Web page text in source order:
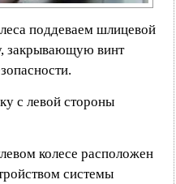
поддеваем шлицевой
закрывающую винт
с левой стороны
колесе расположен
системы